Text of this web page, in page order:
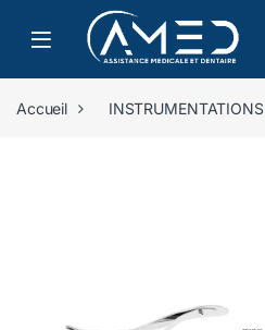
Skip to navigation
Skip to content
Accueil INSTRUMENTATIONS